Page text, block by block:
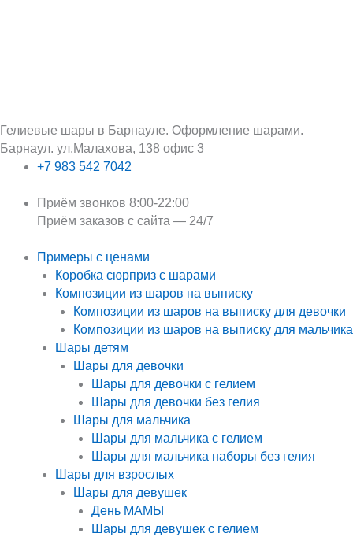
Гелиевые шары в Барнауле. Оформление шарами.
Барнаул. ул.Малахова, 138 офис 3
+7 983 542 7042
Приём звонков 8:00-22:00
Приём заказов с сайта — 24/7
Примеры с ценами
Коробка сюрприз с шарами
Композиции из шаров на выписку
Композиции из шаров на выписку для девочки
Композиции из шаров на выписку для мальчика
Шары детям
Шары для девочки
Шары для девочки с гелием
Шары для девочки без гелия
Шары для мальчика
Шары для мальчика с гелием
Шары для мальчика наборы без гелия
Шары для взрослых
Шары для девушек
День МАМЫ
Шары для девушек с гелием